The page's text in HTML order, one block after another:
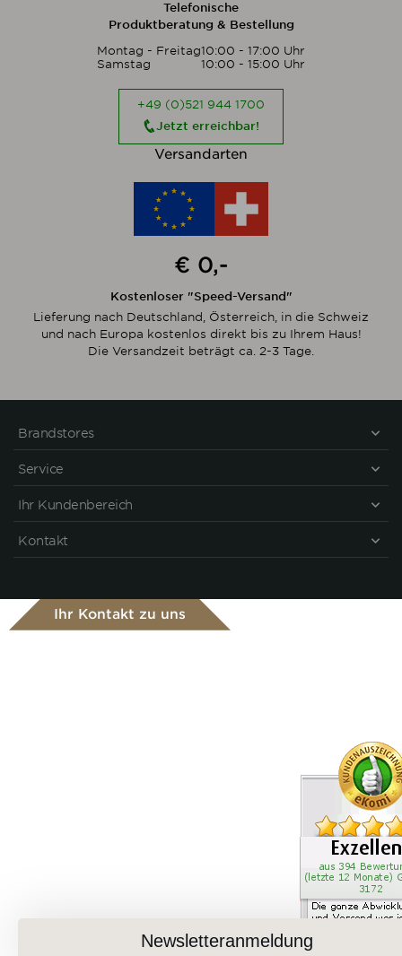
Telefonische
Produktberatung & Bestellung
Montag - Freitag10:00 - 17:00 Uhr
Samstag
10:00 - 15:00 Uhr
+49 (0)521 944 1700
Jetzt erreichbar!
Versandarten
€ 0,-
Kostenloser "Speed-Versand"
Lieferung nach Deutschland, Österreich, in die Schweiz
und nach Europa kostenlos direkt bis zu Ihrem Haus!
Die Versandzeit beträgt ca. 2-3 Tage.
Brandstores
Service
Ihr Kundenbereich
Kontakt
Ihr Kontakt zu uns
Newsletteranmeldung